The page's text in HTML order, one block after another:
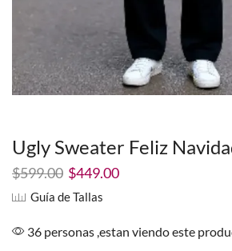
Ugly Sweater Feliz
$599.00 El
precio
original
$599.00.
$449.00El
$449.00.
Guía de Tallas
36 personas ,estan viendo este